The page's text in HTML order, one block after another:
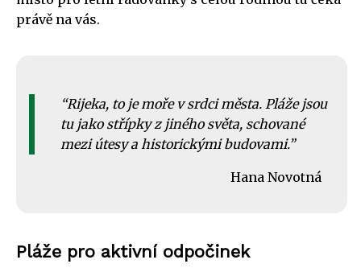
právě na vás.
Rijeka, to je moře v srdci města. Pláže jsou
tu jako střípky z jiného světa, schované
mezi útesy a historickými budovami.
Hana Novotná
Pláže pro aktivní odpočinek